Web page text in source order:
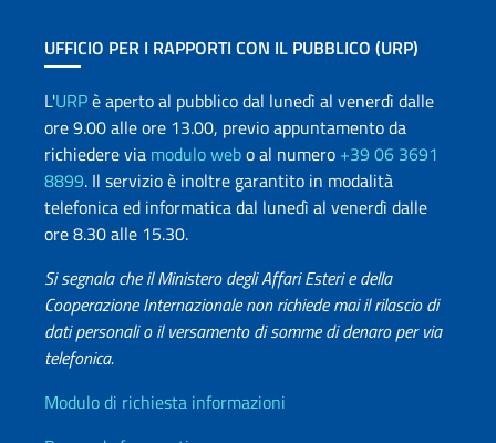
UFFICIO PER I RAPPORTI CON IL PUBBLICO (URP)
L'URPè aperto al pubblico dal lunedì al venerdì dalle
ore 9.00 alle ore 13.00, previo appuntamento da
richiedere via modulo webo al numero +39 06 3691
8899. Il servizio è inoltre garantito in modalità
telefonica ed informatica dal lunedì al venerdì dalle
ore 8.30 alle 15.30.
Si segnala che il Ministero degli Affari Esteri e della
Cooperazione Internazionale non richiede mai il rilascio di
dati personali o il versamento di somme di denaro per via
telefonica.
Info utili
Modulo di richiesta informazioni